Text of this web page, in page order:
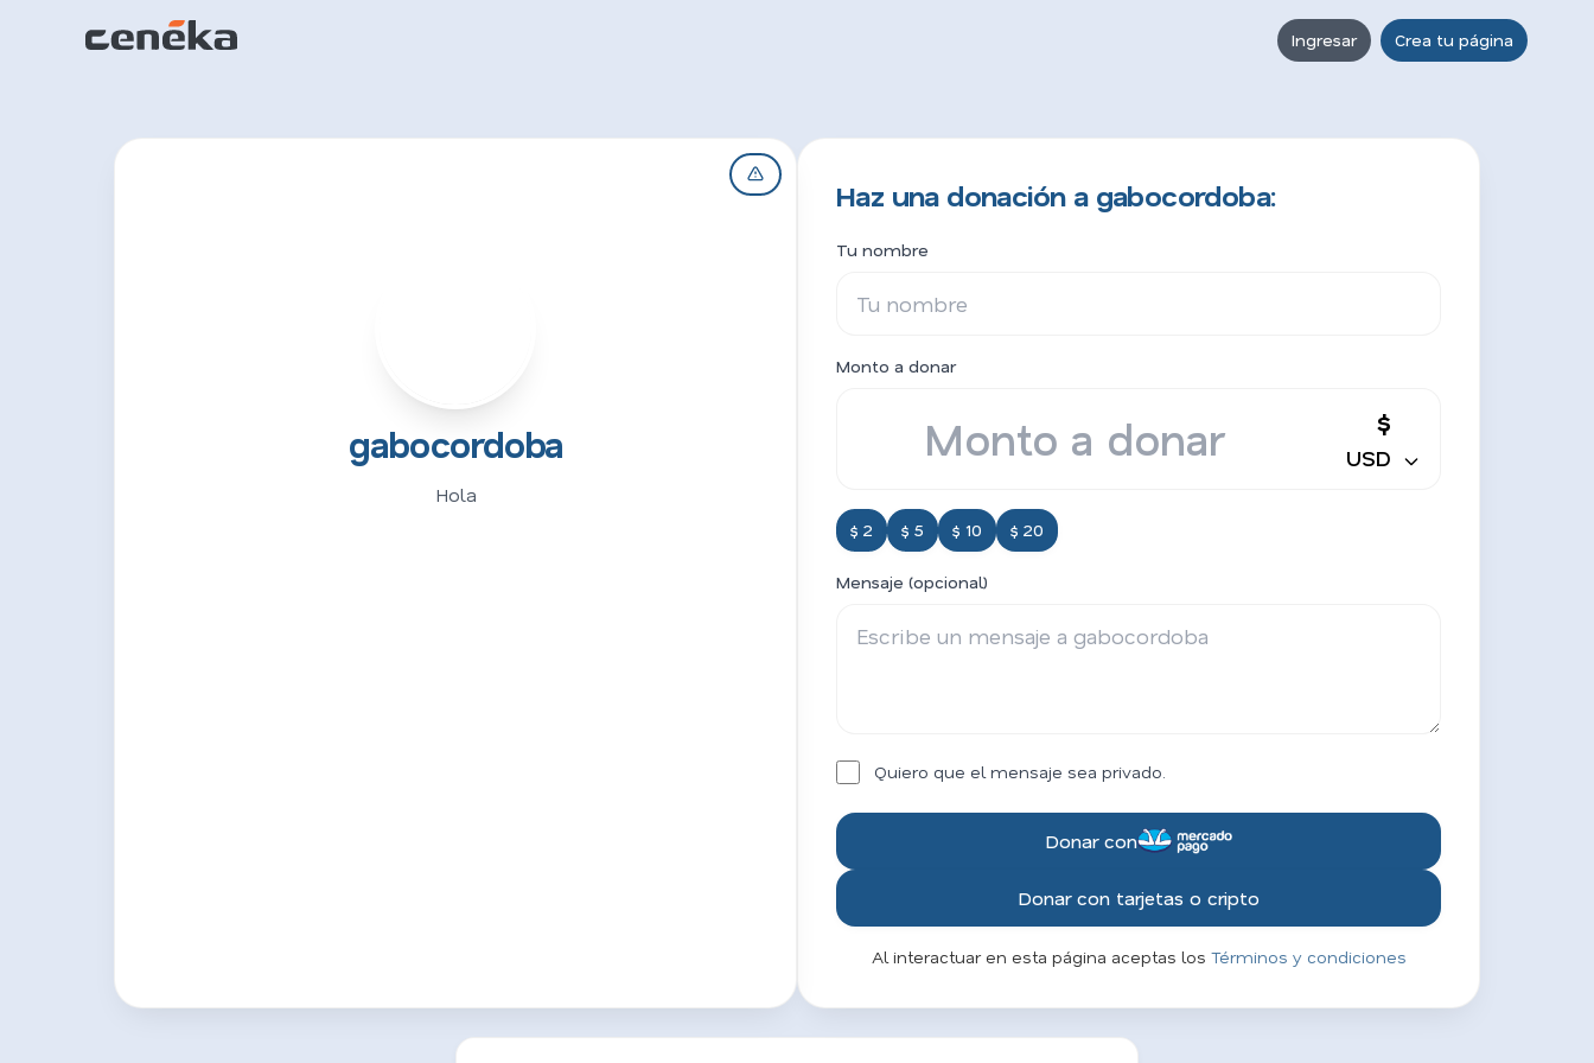
Ingresar Crea tu página
gabocordoba
Hola
Haz una donación a gabocordoba:
Tu nombre
Monto a donar
$
USD
$ 2 $ 5 $ 10 $ 20
Mensaje (opcional)
Quiero que el mensaje sea privado.
Donar con
Donar con tarjetas o cripto
Al interactuar en esta página aceptas los Términos y condiciones